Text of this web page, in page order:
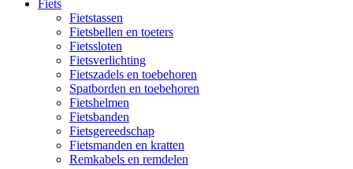
Fiets
Fietstassen
Fietsbellen en toeters
Fietssloten
Fietsverlichting
Fietszadels en toebehoren
Spatborden en toebehoren
Fietshelmen
Fietsbanden
Fietsgereedschap
Fietsmanden en kratten
Remkabels en remdelen